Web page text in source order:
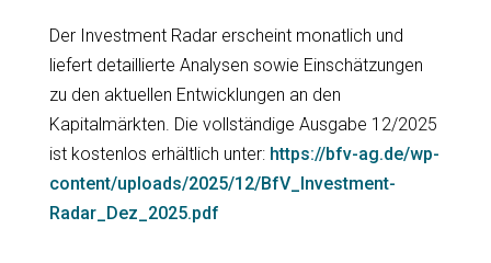
Der Investment Radar erscheint monatlich und
liefert detaillierte Analysen sowie Einschätzungen
zu den aktuellen Entwicklungen an den
Kapitalmärkten. Die vollständige Ausgabe 12/2025
ist kostenlos erhältlich unter: https://bfv-ag.de/wp-
content/uploads/2025/12/BfV_Investment-
Radar_Dez_2025.pdf